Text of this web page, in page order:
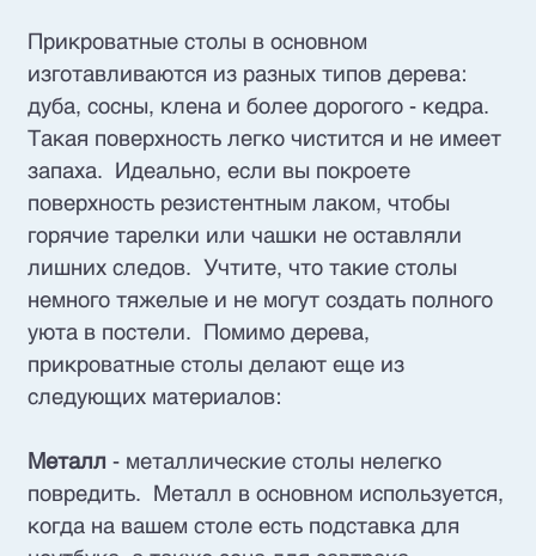
Прикроватные столы в основном
изготавливаются из разных типов дерева:
дуба, сосны, клена и более дорогого - кедра.
Такая поверхность легко чистится и не имеет
запаха. Идеально, если вы покроете
поверхность резистентным лаком, чтобы
горячие тарелки или чашки не оставляли
лишних следов. Учтите, что такие столы
немного тяжелые и не могут создать полного
уюта в постели. Помимо дерева,
прикроватные столы делают еще из
следующих материалов:
Металл - металлические столы нелегко
повредить. Металл в основном используется,
когда на вашем столе есть подставка для